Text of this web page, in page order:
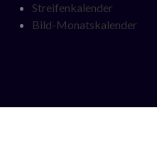
Streifenkalender
Bild-Monatskalender